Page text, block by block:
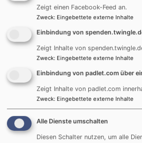
Zeigt einen Facebook-Feed an.
Zweck: Eingebettete externe Inhalte
Einbindung von
Zeigt Inhalte von
Zweck: Eingebettete externe Inhalte
Einbindung von padlet.com über
Zeigt Inhalte von padlet.com
Zweck: Eingebettete externe Inhalte
Alle Dienste umschalten
Diesen Schalter nutzen, um alle